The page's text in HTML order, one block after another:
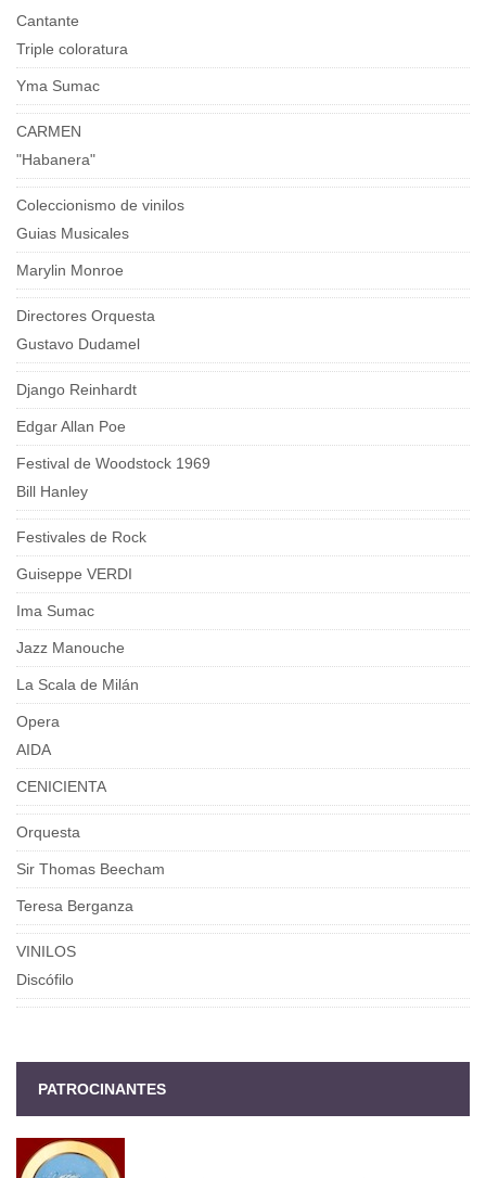
Cantante
Triple coloratura
Yma Sumac
CARMEN
"Habanera"
Coleccionismo de vinilos
Guias Musicales
Marylin Monroe
Directores Orquesta
Gustavo Dudamel
Django Reinhardt
Edgar Allan Poe
Festival de Woodstock 1969
Bill Hanley
Festivales de Rock
Guiseppe VERDI
Ima Sumac
Jazz Manouche
La Scala de Milán
Opera
AIDA
CENICIENTA
Orquesta
Sir Thomas Beecham
Teresa Berganza
VINILOS
Discófilo
PATROCINANTES